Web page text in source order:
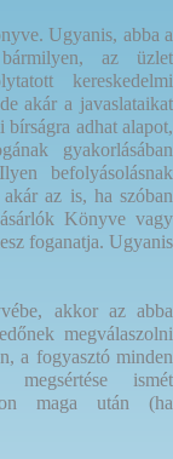
Ugyanis, abba a
az üzlet
kereskedelmi
akár a javaslataikat
adhat alapot,
gyakorlásában
befolyásolásnak
az is, ha szóban
Könyve vagy
foganatja. Ugyanis
akkor az abba
megválaszolni
a fogyasztó minden
megsértése ismét
maga után (ha